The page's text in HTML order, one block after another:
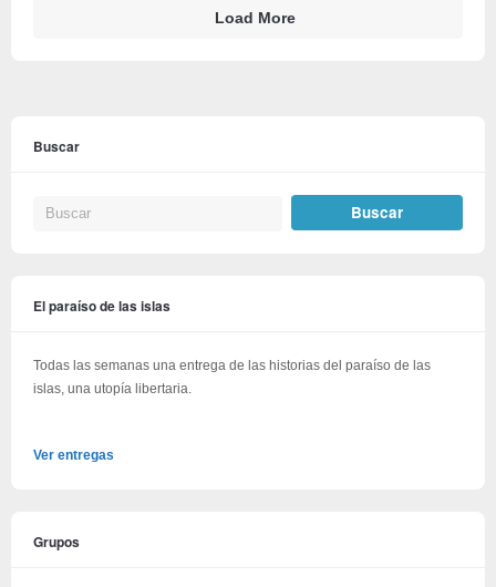
Load More
Buscar
El paraíso de las islas
Todas las semanas una entrega de las historias del paraíso de las
islas, una utopía libertaria.
Ver entregas
Grupos